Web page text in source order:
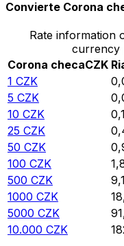
Convierte Corona
Rate information
currency
Corona checaCZK
1 CZK
5 CZK
10 CZK
25 CZK
50 CZK
100 CZK
500 CZK
1000 CZK
5000 CZK
10.000 CZK